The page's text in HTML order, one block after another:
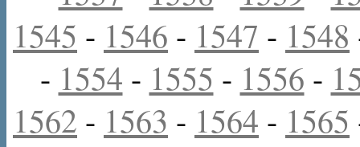
1545 - 1546 - 1547 - 1548
- 1554 - 1555 - 1556 -
1562 - 1563 - 1564 - 1565